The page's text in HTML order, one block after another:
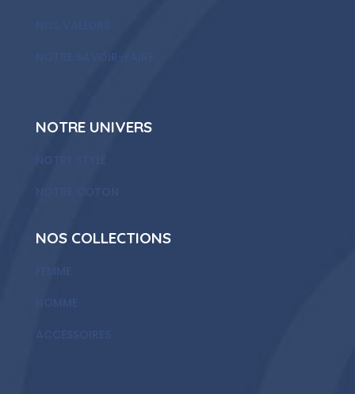
NOTRE SAVOIR-FAIRE
NOTRE UNIVERS
NOTRE STYLE
NOTRE COTON
NOS COLLECTIONS
FEMME
HOMME
ACCESSOIRES